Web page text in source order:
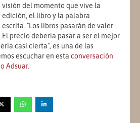
visión del momento que vive la
edición, el libro y la palabra
escrita. "Los libros pasarán de valer
El precio debería pasar a ser el mejor
casi cierta", es una de las
escuchar en esta conversación
Adsuar.